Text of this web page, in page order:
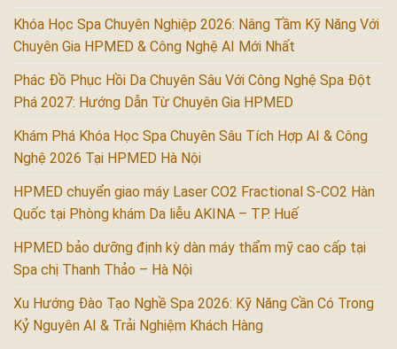
Khóa Học Spa Chuyên Nghiệp 2026: Nâng Tầm Kỹ Năng Với
Chuyên Gia HPMED & Công Nghệ AI Mới Nhất
Phác Đồ Phục Hồi Da Chuyên Sâu Với Công Nghệ Spa Đột
Phá 2027: Hướng Dẫn Từ Chuyên Gia HPMED
Khám Phá Khóa Học Spa Chuyên Sâu Tích Hợp AI & Công
Nghệ 2026 Tại HPMED Hà Nội
HPMED chuyển giao máy Laser CO2 Fractional S-CO2 Hàn
Quốc tại Phòng khám Da liễu AKINA – TP. Huế
HPMED bảo dưỡng định kỳ dàn máy thẩm mỹ cao cấp tại
Spa chị Thanh Thảo – Hà Nội
Xu Hướng Đào Tạo Nghề Spa 2026: Kỹ Năng Cần Có Trong
Kỷ Nguyên AI & Trải Nghiệm Khách Hàng